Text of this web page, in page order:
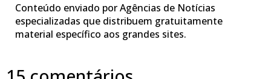
Conteúdo enviado por Agências de Notícias
especializadas que distribuem gratuitamente
material específico aos grandes sites.